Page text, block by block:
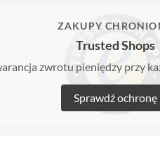
ZAKUPY
Trusted Shops
zwrotu pieniędzy przy
Sprawdź ochronę